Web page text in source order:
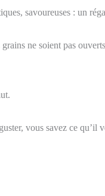
savoureuses : un
ne soient pas
vous savez ce qu’il